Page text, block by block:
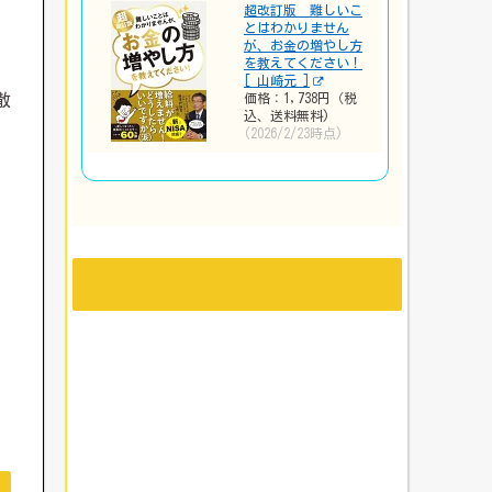
超改訂版 難しいこ
とはわかりません
が、お金の増やし方
を教えてください！
[ 山崎元 ]
価格：1,738円（税
込、送料無料)
(2026/2/23時点)